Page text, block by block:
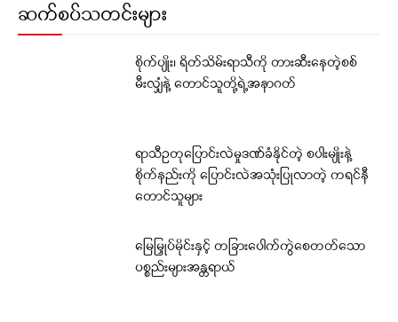
ဆက်စပ်သတင်းများ
စိုက်ပျိုး၊ ရိတ်သိမ်းရာသီကို တားဆီးနေတဲ့စစ်
မီးလျှံနဲ့ တောင်သူတို့ရဲ့အနာဂတ်
ရာသီဥတုပြောင်းလဲမှုဒဏ်ခံနိုင်တဲ့ စပါးမျိုးနဲ့
စိုက်နည်းကို ပြောင်းလဲအသုံးပြုလာတဲ့ ကရင်နီ
တောင်သူများ
မြေမြှုပ်မိုင်းနှင့် တခြားပေါက်ကွဲစေတတ်သော
ပစ္စည်းများအန္တရာယ်